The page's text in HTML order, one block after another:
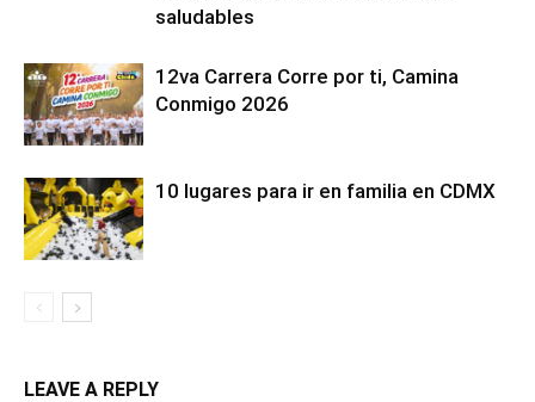
saludables
12va Carrera Corre por ti, Camina
Conmigo 2026
10 lugares para ir en familia en CDMX
LEAVE A REPLY